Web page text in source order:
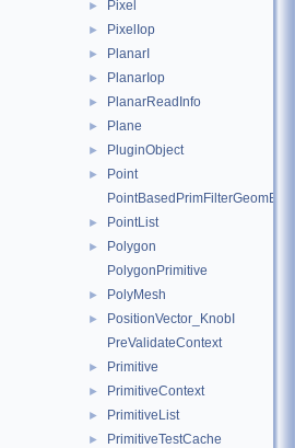
► Pixel
► PixelIop
► PlanarI
► PlanarIop
► PlanarReadInfo
► Plane
► PluginObject
►
Point
► PointList
►
Polygon
PolygonPrimitive
► PolyMesh
►
PositionVector_KnobI
PreValidateContext
► Primitive
► PrimitiveContext
► PrimitiveList
► PrimitiveTestCache